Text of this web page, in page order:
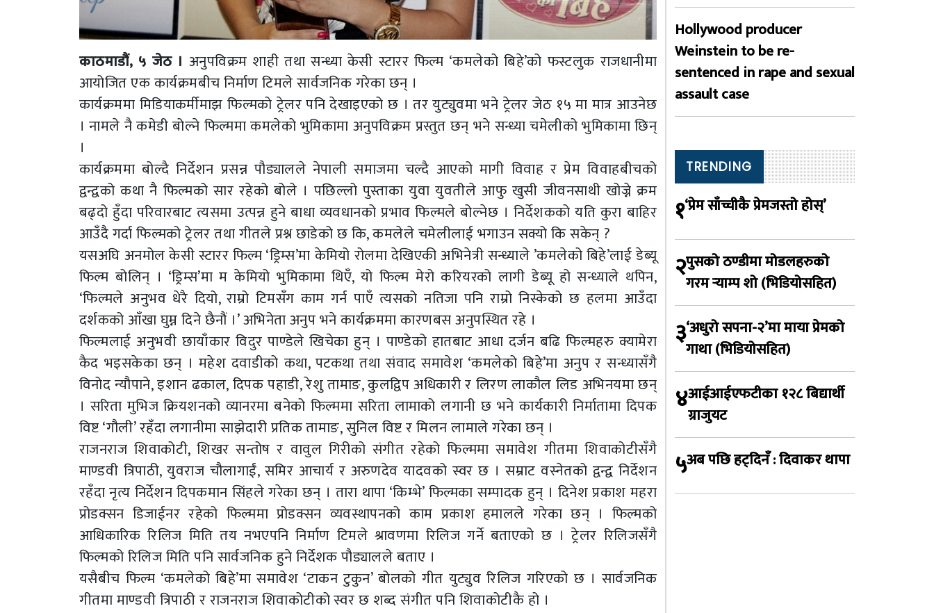
काठमाडौं, ५ जेठ । अनुपविक्रम शाही तथा सन्ध्या केसी स्टारर फिल्म ‘कमलेको बिहे’को फस्टलुक राजधानीमा
आयोजित एक कार्यक्रमबीच निर्माण टिमले सार्वजनिक गरेका छन् ।
कार्यक्रममा मिडियाकर्मीमाझ फिल्मको ट्रेलर पनि देखाइएको छ । तर युट्युवमा भने ट्रेलर जेठ १५ मा मात्र आउनेछ
। नामले नै कमेडी बोल्ने फिल्ममा कमलेको भुमिकामा अनुपविक्रम प्रस्तुत छन् भने सन्ध्या चमेलीको भुमिकामा छिन्
।
कार्यक्रममा बोल्दै निर्देशन प्रसन्न पौड्यालले नेपाली समाजमा चल्दै आएको मागी विवाह र प्रेम विवाहबीचको
द्वन्द्वको कथा नै फिल्मको सार रहेको बोले । पछिल्लो पुस्ताका युवा युवतीले आफु खुसी जीवनसाथी खोज्ने क्रम
बढ्दो हुँदा परिवारबाट त्यसमा उत्पन्न हुने बाधा व्यवधानको प्रभाव फिल्मले बोल्नेछ । निर्देशकको यति कुरा बाहिर
आउँदै गर्दा फिल्मको ट्रेलर तथा गीतले प्रश्न छाडेको छ कि, कमलेले चमेलीलाई भगाउन सक्यो कि सकेन् ?
यसअघि अनमोल केसी स्टारर फिल्म ‘ड्रिम्स’मा केमियो रोलमा देखिएकी अभिनेत्री सन्ध्याले ’कमलेको बिहे’लाई डेब्यू
फिल्म बोलिन् । ‘ड्रिम्स’मा म केमियो भुमिकामा थिएँ, यो फिल्म मेरो करियरको लागी डेब्यू हो सन्ध्याले थपिन,
‘फिल्मले अनुभव धेरै दियो, राम्रो टिमसँग काम गर्न पाएँ त्यसको नतिजा पनि राम्रो निस्केको छ हलमा आउँदा
दर्शकको आँखा घुम्न दिने छैनौं ।’ अभिनेता अनुप भने कार्यक्रममा कारणबस अनुपस्थित रहे ।
फिल्मलाई अनुभवी छायाँकार विदुर पाण्डेले खिचेका हुन् । पाण्डेको हातबाट आधा दर्जन बढि फिल्महरु क्यामेरा
कैद भइसकेका छन् । महेश दवाडीको कथा, पटकथा तथा संवाद समावेश ‘कमलेको बिहे’मा अनुप र सन्ध्यासँगै
विनोद न्यौपाने, इशान ढकाल, दिपक पहाडी, रेशु तामाङ, कुलद्विप अधिकारी र लिरण लाकौल लिड अभिनयमा छन्
। सरिता मुभिज क्रियशनको व्यानरमा बनेको फिल्ममा सरिता लामाको लगानी छ भने कार्यकारी निर्मातामा दिपक
विष्ट ‘गौली’ रहँदा लगानीमा साझेदारी प्रतिक तामाङ, सुनिल विष्ट र मिलन लामाले गरेका छन् ।
राजनराज शिवाकोटी, शिखर सन्तोष र वावुल गिरीको संगीत रहेको फिल्ममा समावेश गीतमा शिवाकोटीसँगै
माण्डवी त्रिपाठी, युवराज चौलागाईं, समिर आचार्य र अरुणदेव यादवको स्वर छ । सम्राट वस्नेतको द्वन्द्व निर्देशन
रहँदा नृत्य निर्देशन दिपकमान सिंहले गरेका छन् । तारा थापा ‘किम्भे’ फिल्मका सम्पादक हुन् । दिनेश प्रकाश महरा
प्रोडक्सन डिजाईनर रहेको फिल्ममा प्रोडक्सन व्यवस्थापनको काम प्रकाश हमालले गरेका छन् । फिल्मको
आधिकारिक रिलिज मिति तय नभएपनि निर्माण टिमले श्रावणमा रिलिज गर्ने बताएको छ । ट्रेलर रिलिजसँगै
फिल्मको रिलिज मिति पनि सार्वजनिक हुने निर्देशक पौड्यालले बताए ।
यसैबीच फिल्म ‘कमलेको बिहे’मा समावेश ‘टाकन टुकुन’ बोलको गीत युट्युव रिलिज गरिएको छ । सार्वजनिक
गीतमा माण्डवी त्रिपाठी र राजनराज शिवाकोटीको स्वर छ शब्द संगीत पनि शिवाकोटीकै हो ।
Hollywood producer
Weinstein to be re-
sentenced in rape and sexual
assault case
TRENDING
१‘प्रेम साँच्चीकै प्रेमजस्तो होस्’
२पुसको ठण्डीमा मोडलहरुको
गरम र्‍याम्प शो (भिडियोसहित)
३‘अधुरो सपना-२’मा माया प्रेमको
गाथा (भिडियोसहित)
४आईआईएफटीका १२८ बिद्यार्थी
ग्राजुयट
५अब पछि हट्दिनँ : दिवाकर थापा